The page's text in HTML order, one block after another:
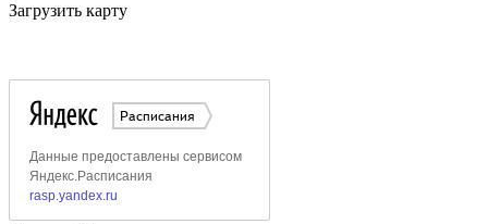
Загрузить карту